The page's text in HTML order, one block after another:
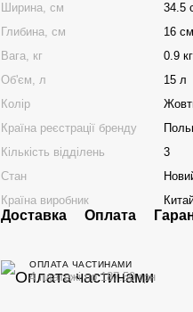
Ширина, см
34.5
Глибина, см
16 см
Вага, кг
0.9 кг
Об'єм, л
15 л
Колір
Країна реєстрації бренду
Кількість відділень
3
Стан
Країна виробник
Доставка Оплата
ОПЛАТА ЧАСТИНАМИ
4 платежі по 187.50 грн